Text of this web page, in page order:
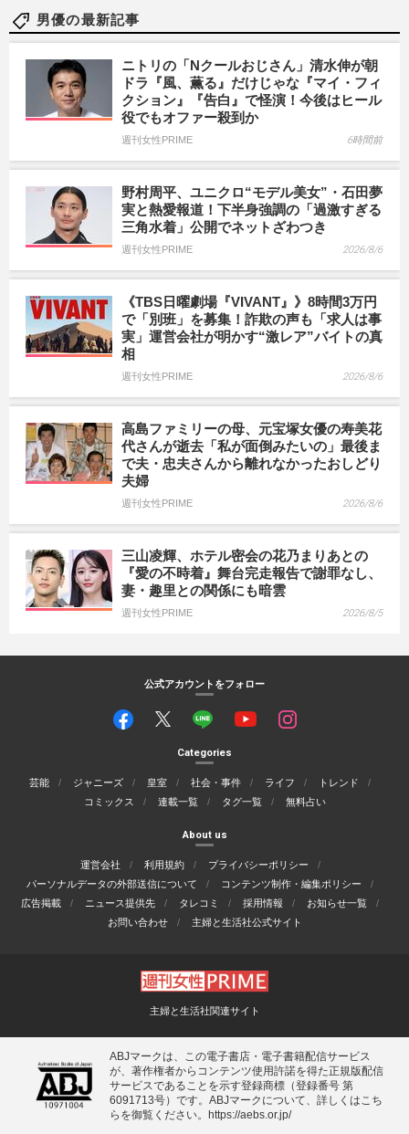
男優の最新記事
ニトリの「Nクールおじさん」清水伸が朝
ドラ『風、薫る』だけじゃな『マイ・フィ
クション』『告白』で怪演！今後はヒール
役でもオファー殺到か
週刊女性PRIME 6時間前
野村周平、ユニクロ“モデル美女”・石田夢
実と熱愛報道！下半身強調の「過激すぎる
三角水着」公開でネットざわつき
週刊女性PRIME 2026/8/6
《TBS日曜劇場『VIVANT』》8時間3万円
で「別班」を募集！詐欺の声も「求人は事
実」運営会社が明かす“激レア”バイトの真
相
週刊女性PRIME 2026/8/6
高島ファミリーの母、元宝塚女優の寿美花
代さんが逝去「私が面倒みたいの」最後ま
で夫・忠夫さんから離れなかったおしどり
夫婦
週刊女性PRIME 2026/8/6
三山凌輝、ホテル密会の花乃まりあとの
『愛の不時着』舞台完走報告で謝罪なし、
妻・趣里との関係にも暗雲
週刊女性PRIME 2026/8/5
公式アカウントをフォロー
Categories
芸能 ジャニーズ 皇室 社会・事件 ライフ
トレンド
コミックス
連載一覧 タグ一覧 無料占い
About us
運営会社 利用規約
プライバシーポリシー
パーソナルデータの外部送信について
コンテンツ制作・編集ポリシー
広告掲載
ニュース提供先 タレコミ 採用情報
お知らせ一覧
お問い合わせ
主婦と生活社公式サイト
主婦と生活社関連サイト
ABJマークは、この電子書店・電子書籍配信サービス
が、著作権者からコンテンツ使用許諾を得た正規版配信
サービスであることを示す登録商標（登録番号 第
6091713号）です。ABJマークについて、詳しくはこち
らを御覧ください。 https://aebs.or.jp/